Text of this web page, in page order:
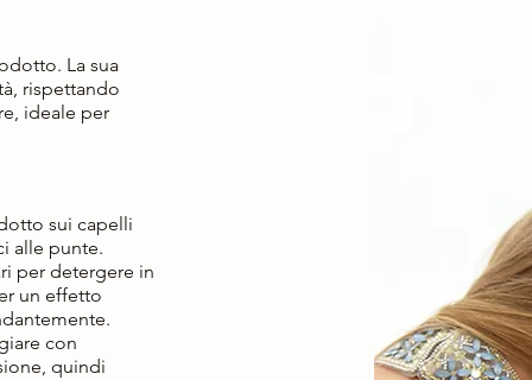
La sua
rispettando
ideale per
sui capelli
alle punte.
per detergere in
un effetto
con
quindi